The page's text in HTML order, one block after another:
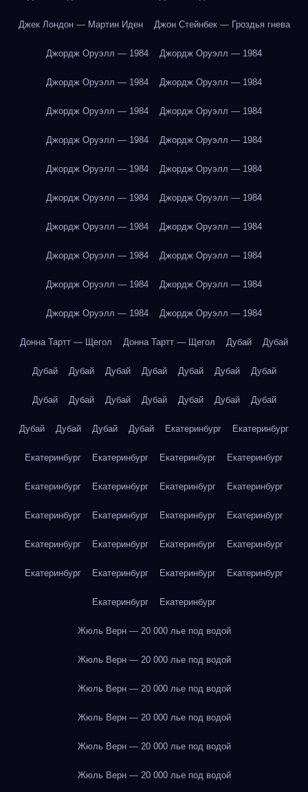
Джек Лондон — Мартин Иден Джон Стейнбек — Гроздья гнева
Джордж Оруэлл — 1984 Джордж Оруэлл — 1984
Джордж Оруэлл — 1984 Джордж Оруэлл — 1984
Джордж Оруэлл — 1984 Джордж Оруэлл — 1984
Джордж Оруэлл — 1984 Джордж Оруэлл — 1984
Джордж Оруэлл — 1984 Джордж Оруэлл — 1984
Джордж Оруэлл — 1984 Джордж Оруэлл — 1984
Джордж Оруэлл — 1984 Джордж Оруэлл — 1984
Джордж Оруэлл — 1984 Джордж Оруэлл — 1984
Джордж Оруэлл — 1984 Джордж Оруэлл — 1984
Джордж Оруэлл — 1984 Джордж Оруэлл — 1984
Донна Тартт — Щегол Донна Тартт — Щегол Дубай Дубай
Дубай Дубай Дубай Дубай Дубай Дубай Дубай
Дубай Дубай Дубай Дубай Дубай Дубай Дубай
Дубай Дубай Дубай Дубай Екатеринбург Екатеринбург
Екатеринбург Екатеринбург Екатеринбург Екатеринбург
Екатеринбург Екатеринбург Екатеринбург Екатеринбург
Екатеринбург Екатеринбург Екатеринбург Екатеринбург
Екатеринбург Екатеринбург Екатеринбург Екатеринбург
Екатеринбург Екатеринбург Екатеринбург Екатеринбург
Екатеринбург Екатеринбург
Жюль Верн — 20 000 лье под водой
Жюль Верн — 20 000 лье под водой
Жюль Верн — 20 000 лье под водой
Жюль Верн — 20 000 лье под водой
Жюль Верн — 20 000 лье под водой
Жюль Верн — 20 000 лье под водой